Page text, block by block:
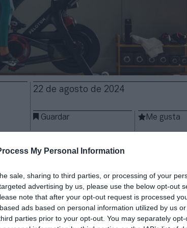
My Personal Information
sale, sharing to third parties, or processing of your
advertising by us, please use the below opt-out
note that after your opt-out request is processed
ads based on personal information utilized by us
parties prior to your opt-out. You may separately
22 de agosto de 2024
Guardar Me gusta
rojos pero continúa lejos de la
especializada en entrenamiento online
millones de euros). Fueun 56,3% menos
la compañía redujo costes, pues los
millones de dólares(2.403,5